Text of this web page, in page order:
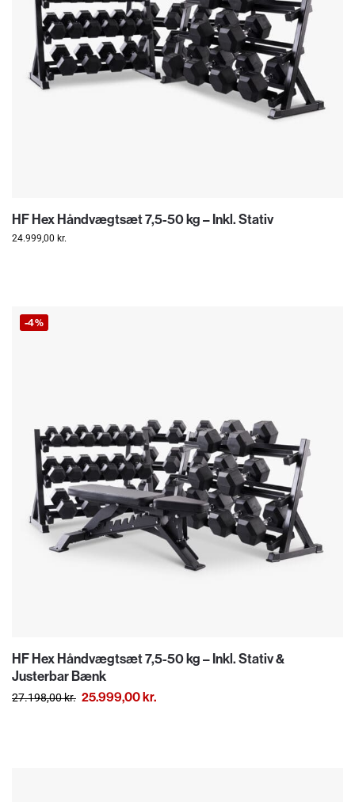
HF Hex Håndvægtsæt 7,5-50 kg – Inkl. Stativ
24.999,00 kr.
-4%
HF Hex Håndvægtsæt 7,5-50 kg – Inkl. Stativ &
Justerbar Bænk
27.198,00kr. 25.999,00kr.